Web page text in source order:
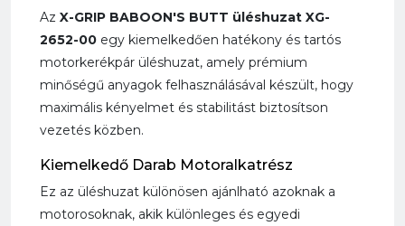
Az X-GRIP BABOON'S BUTT üléshuzat XG-
2652-00 egy kiemelkedően hatékony és tartós
motorkerékpár üléshuzat, amely prémium
minőségű anyagok felhasználásával készült, hogy
maximális kényelmet és stabilitást biztosítson
vezetés közben.
Kiemelkedő Darab Motoralkatrész
Ez az üléshuzat különösen ajánlható azoknak a
motorosoknak, akik különleges és egyedi